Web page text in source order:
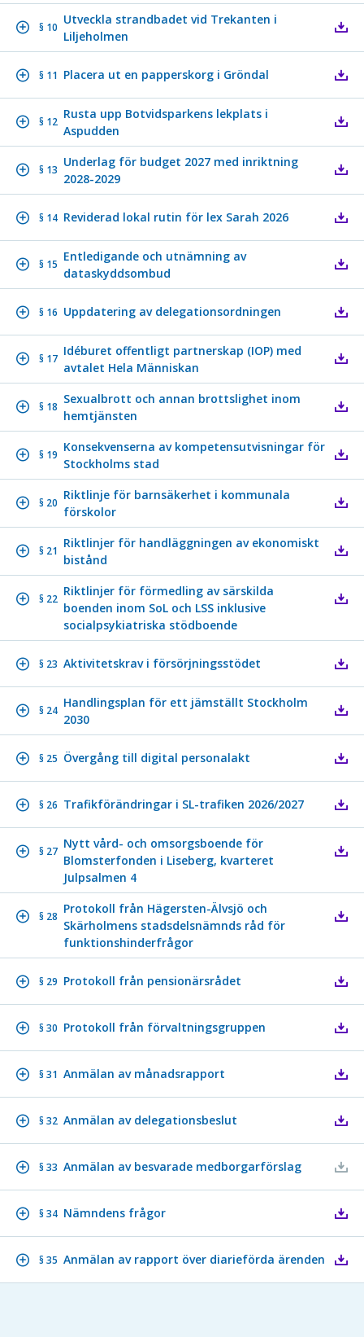
§ 10
Utveckla strandbadet vid Trekanten i
Liljeholmen
§ 11 Placera ut en papperskorg i Gröndal
§ 12
Rusta upp Botvidsparkens lekplats i
Aspudden
§ 13
Underlag för budget 2027 med inriktning
2028-2029
§ 14 Reviderad lokal rutin för lex Sarah 2026
§ 15
Entledigande och utnämning av
dataskyddsombud
§ 16 Uppdatering av delegationsordningen
§ 17
Idéburet offentligt partnerskap (IOP) med
avtalet Hela Människan
§ 18
Sexualbrott och annan brottslighet inom
hemtjänsten
§ 19
Konsekvenserna av kompetensutvisningar för
Stockholms stad
§ 20
Riktlinje för barnsäkerhet i kommunala
förskolor
§ 21
Riktlinjer för handläggningen av ekonomiskt
bistånd
§ 22
Riktlinjer för förmedling av särskilda
boenden inom SoL och LSS inklusive
socialpsykiatriska stödboende
§ 23 Aktivitetskrav i försörjningsstödet
§ 24
Handlingsplan för ett jämställt Stockholm
2030
§ 25 Övergång till digital personalakt
§ 26 Trafikförändringar i SL-trafiken 2026/2027
§ 27
Nytt vård- och omsorgsboende för
Blomsterfonden i Liseberg, kvarteret
Julpsalmen 4
§ 28
Protokoll från Hägersten-Älvsjö och
Skärholmens stadsdelsnämnds råd för
funktionshinderfrågor
§ 29 Protokoll från pensionärsrådet
§ 30 Protokoll från förvaltningsgruppen
§ 31 Anmälan av månadsrapport
§ 32 Anmälan av delegationsbeslut
§ 33 Anmälan av besvarade medborgarförslag
§ 34 Nämndens frågor
§ 35 Anmälan av rapport över diarieförda ärenden